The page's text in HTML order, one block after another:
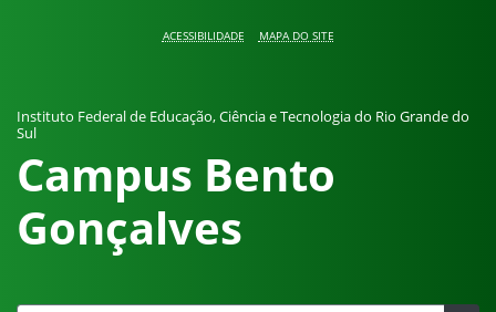
ACESSIBILIDADE MAPA DO SITE
Instituto Federal de Educação, Ciência e Tecnologia do Rio Grande do
Sul
Campus Bento
Gonçalves